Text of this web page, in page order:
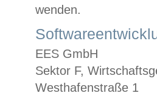
wenden.
EES GmbH
Sektor F,
Westhafenstraße 1